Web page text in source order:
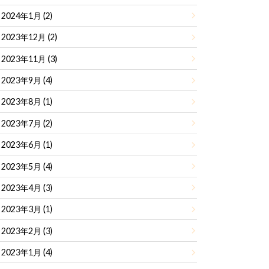
2024年1月 (2)
2023年12月 (2)
2023年11月 (3)
2023年9月 (4)
2023年8月 (1)
2023年7月 (2)
2023年6月 (1)
2023年5月 (4)
2023年4月 (3)
2023年3月 (1)
2023年2月 (3)
2023年1月 (4)